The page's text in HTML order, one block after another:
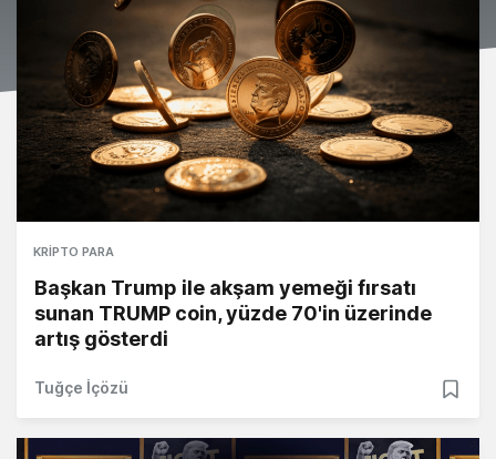
KRIPTO PARA
Başkan Trump ile akşam yemeği fırsatı
sunan TRUMP coin, yüzde 70'in üzerinde
artış gösterdi
Tuğçe İçözü